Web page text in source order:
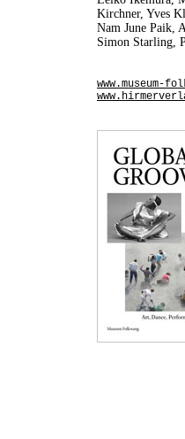
Kirchner, Yves
Nam June Paik,
Simon Starling,
www.museum-